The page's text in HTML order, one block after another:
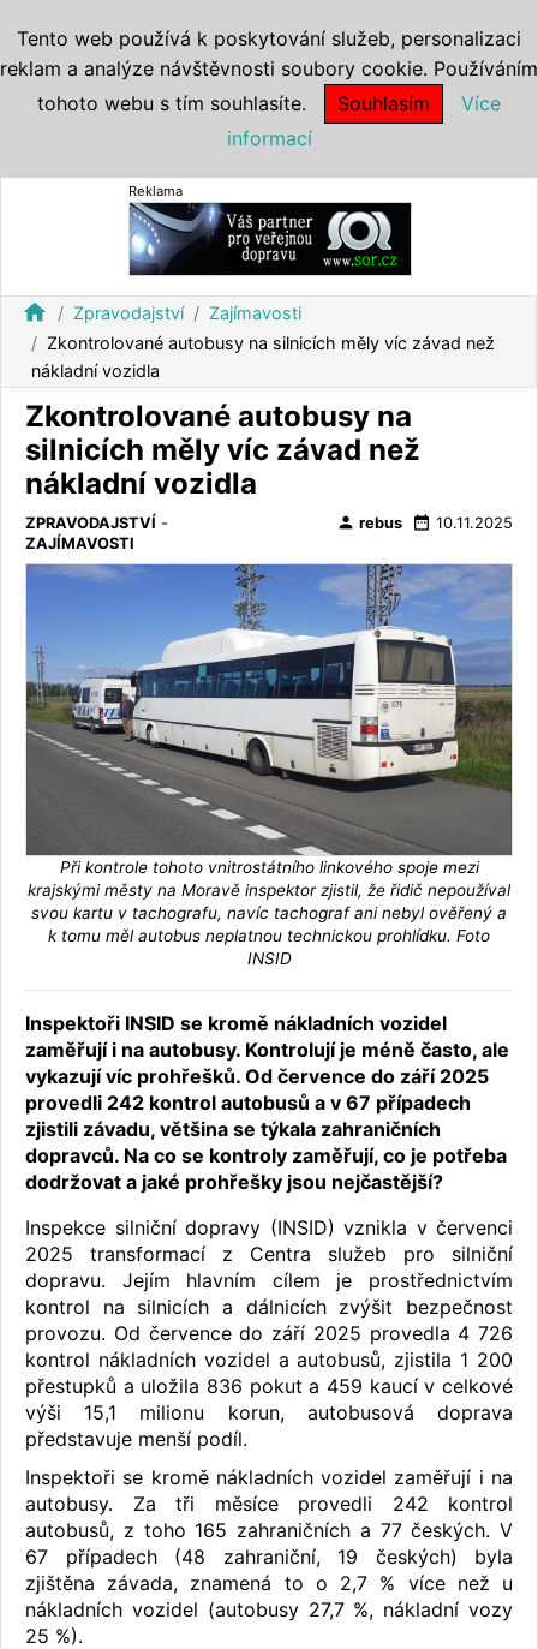
Reklama
home Zpravodajství
Zajímavosti
Zkontrolované autobusy na silnicích měly víc závad než
nákladní vozidla
Zkontrolované autobusy na
silnicích měly víc závad než
nákladní vozidla
ZPRAVODAJSTVÍ -
ZAJÍMAVOSTI
person rebus date_range 10.11.2025
Při kontrole tohoto vnitrostátního linkového spoje mezi
krajskými městy na Moravě inspektor zjistil, že řidič nepoužíval
svou kartu v tachografu, navíc tachograf ani nebyl ověřený a
k tomu měl autobus neplatnou technickou prohlídku. Foto
INSID
Inspektoři INSID se kromě nákladních vozidel
zaměřují i na autobusy. Kontrolují je méně často, ale
vykazují víc prohřešků. Od července do září 2025
provedli 242 kontrol autobusů a v 67 případech
zjistili závadu, většina se týkala zahraničních
dopravců. Na co se kontroly zaměřují, co je potřeba
dodržovat a jaké prohřešky jsou nejčastější?
Inspekce silniční dopravy (INSID) vznikla v červenci
2025 transformací z Centra služeb pro silniční
dopravu. Jejím hlavním cílem je prostřednictvím
kontrol na silnicích a dálnicích zvýšit bezpečnost
provozu. Od července do září 2025 provedla 4 726
kontrol nákladních vozidel a autobusů, zjistila 1 200
přestupků a uložila 836 pokut a 459 kaucí v celkové
výši 15,1 milionu korun, autobusová doprava
představuje menší podíl.
Inspektoři se kromě nákladních vozidel zaměřují i na
autobusy. Za tři měsíce provedli 242 kontrol
autobusů, z toho 165 zahraničních a 77 českých. V
67 případech (48 zahraniční, 19 českých) byla
zjištěna závada, znamená to o 2,7 % více než u
nákladních vozidel (autobusy 27,7 %, nákladní vozy
25 %).
Tento web používá k poskytování služeb, personalizaci
reklam a analýze návštěvnosti soubory cookie. Používáním
tohoto webu s tím souhlasíte.
Souhlasím
Více
informací